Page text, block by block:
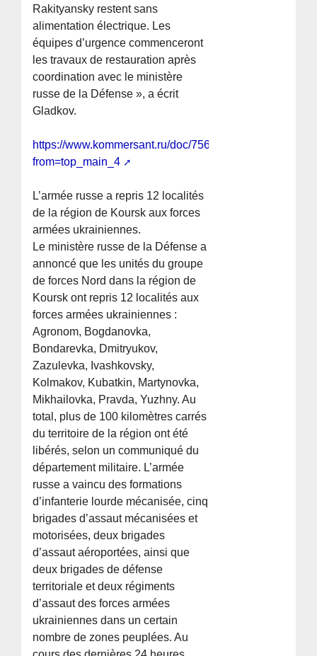
Rakityansky restent sans
alimentation électrique. Les
équipes d’urgence commenceront
les travaux de restauration après
coordination avec le ministère
russe de la Défense », a écrit
Gladkov.
https://www.kommersant.ru/doc/7564785?
from=top_main_4
L’armée russe a repris 12 localités
de la région de Koursk aux forces
armées ukrainiennes.
Le ministère russe de la Défense a
annoncé que les unités du groupe
de forces Nord dans la région de
Koursk ont repris 12 localités aux
forces armées ukrainiennes :
Agronom, Bogdanovka,
Bondarevka, Dmitryukov,
Zazulevka, Ivashkovsky,
Kolmakov, Kubatkin, Martynovka,
Mikhailovka, Pravda, Yuzhny. Au
total, plus de 100 kilomètres carrés
du territoire de la région ont été
libérés, selon un communiqué du
département militaire. L’armée
russe a vaincu des formations
d’infanterie lourde mécanisée, cinq
brigades d’assaut mécanisées et
motorisées, deux brigades
d’assaut aéroportées, ainsi que
deux brigades de défense
territoriale et deux régiments
d’assaut des forces armées
ukrainiennes dans un certain
nombre de zones peuplées. Au